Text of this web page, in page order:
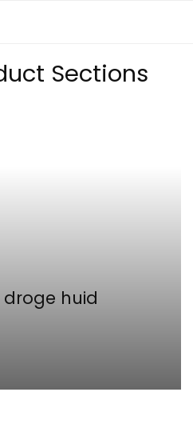
Sections
droge huid